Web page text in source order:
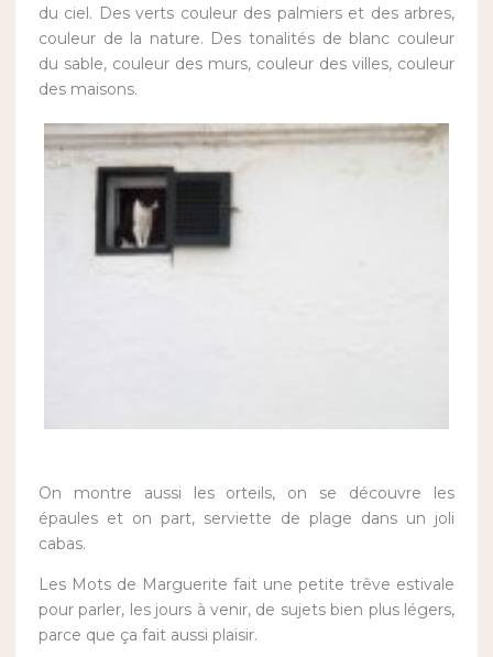
du ciel. Des verts couleur des palmiers et des arbres,
couleur de la nature. Des tonalités de blanc couleur
du sable, couleur des murs, couleur des villes, couleur
des maisons.
On montre aussi les orteils, on se découvre les
épaules et on part, serviette de plage dans un joli
cabas.
Les Mots de Marguerite fait une petite trêve estivale
pour parler, les jours à venir, de sujets bien plus légers,
parce que ça fait aussi plaisir.